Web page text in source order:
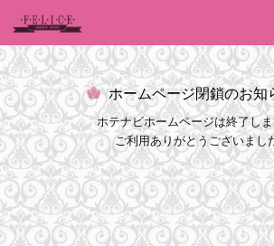
ホームページ閉鎖のお知
ホテナビホームページは終了し
ご利用ありがとうございまし